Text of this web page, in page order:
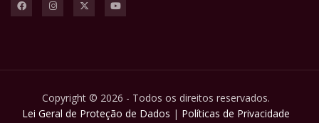
Copyright © 2026 - Todos os direitos reservados.
Lei Geral de Proteção de Dados | Políticas de Privacidade